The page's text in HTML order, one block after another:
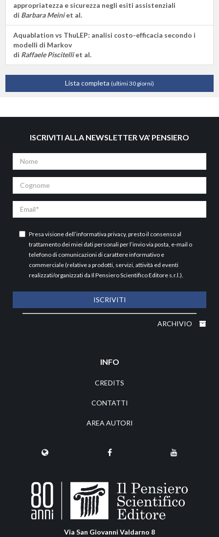
appropriatezza e sicurezza negli esiti assistenziali
di Barbara Meiniet al.
Aquablation vs ThuLEP: analisi costo-efficacia secondo i
modelli di Markov
di Raffaele Piscitelliet al.
Lista completa (ultimi 30 giorni)
ISCRIVITI ALLA NEWSLETTER VA' PENSIERO
Nome
Cognome
Email
Presa visione dell’informativa privacy, presto il consenso al
trattamento dei miei dati personali per l’invio via posta, e-mail o
telefono di comunicazioni di carattere informativo e
commerciale (relative a prodotti, servizi, attività ed eventi
realizzati/organizzati da Il Pensiero Scientifico Editore s.r.l.).
ISCRIVITI
ARCHIVIO
INFO
CREDITS
CONTATTI
AREA AUTORI
Via San Giovanni Valdarno 8